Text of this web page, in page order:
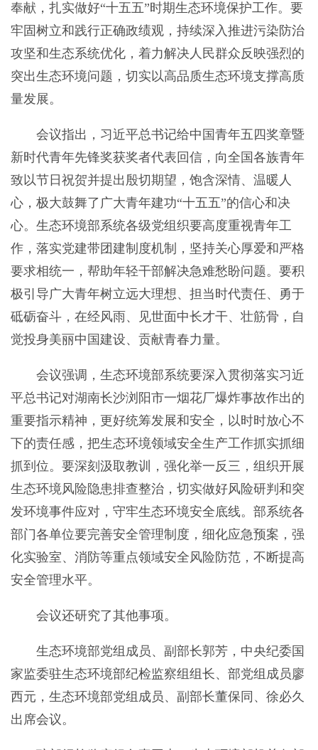
奉献，扎实做好“十五五”时期生态环境保护工作。要
牢固树立和践行正确政绩观，持续深入推进污染防治
攻坚和生态系统优化，着力解决人民群众反映强烈的
突出生态环境问题，切实以高品质生态环境支撑高质
量发展。
会议指出，习近平总书记给中国青年五四奖章暨
新时代青年先锋奖获奖者代表回信，向全国各族青年
致以节日祝贺并提出殷切期望，饱含深情、温暖人
心，极大鼓舞了广大青年建功“十五五”的信心和决
心。生态环境部系统各级党组织要高度重视青年工
作，落实党建带团建制度机制，坚持关心厚爱和严格
要求相统一，帮助年轻干部解决急难愁盼问题。要积
极引导广大青年树立远大理想、担当时代责任、勇于
砥砺奋斗，在经风雨、见世面中长才干、壮筋骨，自
觉投身美丽中国建设、贡献青春力量。
会议强调，生态环境部系统要深入贯彻落实习近
平总书记对湖南长沙浏阳市一烟花厂爆炸事故作出的
重要指示精神，更好统筹发展和安全，以时时放心不
下的责任感，把生态环境领域安全生产工作抓实抓细
抓到位。要深刻汲取教训，强化举一反三，组织开展
生态环境风险隐患排查整治，切实做好风险研判和突
发环境事件应对，守牢生态环境安全底线。部系统各
部门各单位要完善安全管理制度，细化应急预案，强
化实验室、消防等重点领域安全风险防范，不断提高
安全管理水平。
会议还研究了其他事项。
生态环境部党组成员、副部长郭芳，中央纪委国
家监委驻生态环境部纪检监察组组长、部党组成员廖
西元，生态环境部党组成员、副部长董保同、徐必久
出席会议。